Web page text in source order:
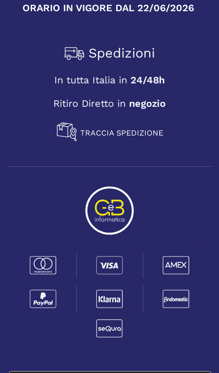
ORARIO IN VIGORE DAL 22/06/2026
Spedizioni
In tutta Italia in 24/48h
Ritiro Diretto in negozio
TRACCIA SPEDIZIONE